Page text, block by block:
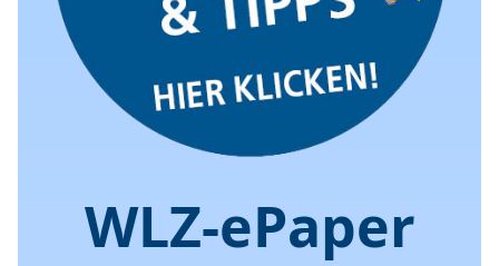
WLZ-ePaper